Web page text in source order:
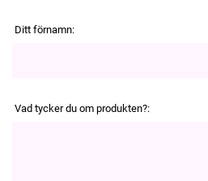
Ditt förnamn:
Vad tycker du om produkten?: